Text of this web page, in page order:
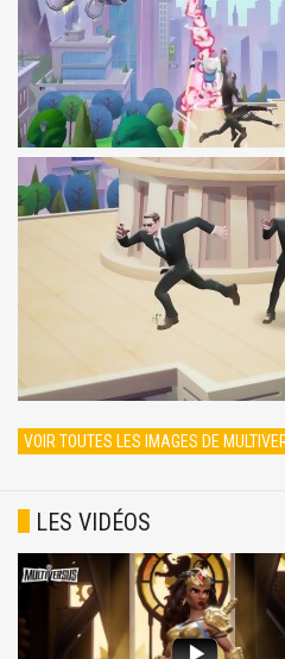
VOIR TOUTES LES IMAGES DE
LES VIDÉOS